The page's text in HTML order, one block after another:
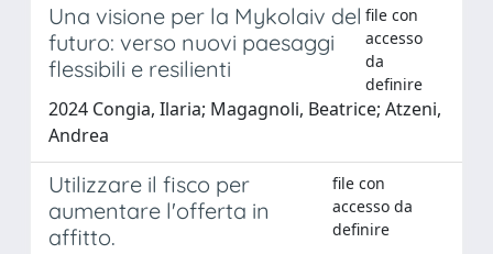
Una visione per la Mykolaiv del
futuro: verso nuovi paesaggi
flessibili e resilienti
file con
accesso
da
definire
2024 Congia, Ilaria; Magagnoli, Beatrice; Atzeni,
Andrea
Utilizzare il fisco per
aumentare l'offerta in
affitto.
file con
accesso da
definire